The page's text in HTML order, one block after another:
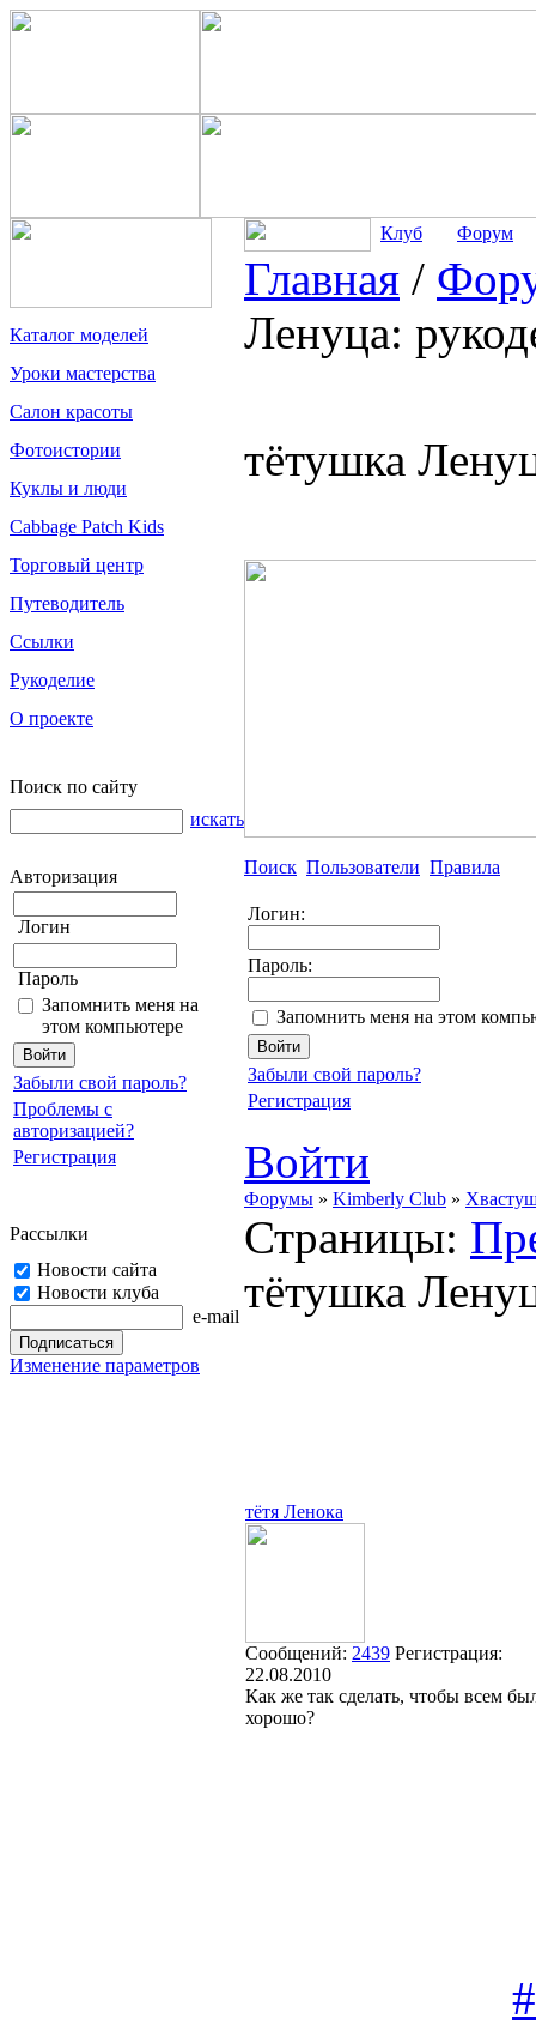
Каталог моделей
Уроки мастерства
Салон красоты
Фотоистории
Куклы и люди
Cabbage Patch Kids
Торговый центр
Путеводитель
Ссылки
Рукоделие
О проекте
Поиск по сайту
искать
Авторизация
Логин
Пароль
Запомнить меня на
этом компьютере
Забыли свой пароль?
Проблемы с
авторизацией?
Регистрация
Рассылки
Новости сайта
Новости клуба
e-mail
Изменение параметров
Клуб Форум
Главная /
Ленуца:
тётушка
Поиск Пользователи Правила
Логин:
Пароль:
Запомнить меня на этом
Забыли свой пароль?
Регистрация
Войти
Форумы » Kimberly Club »
Страницы:
тётушка
тётя Ленока
Сообщений: 2439 Регистрация:
22.08.2010
Как же так сделать, чтобы всем
хорошо?